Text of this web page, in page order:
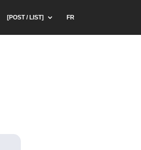
[POST / LIST] FR